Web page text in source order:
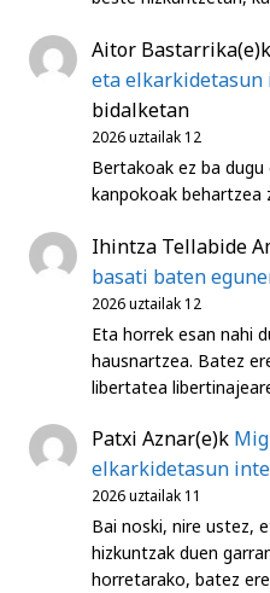
Aitor Bastarrika(e)k
eta
bidalketan
2026 uztailak 12
Bertakoak ez ba
kanpokoak behartzea
Ihintza Tellabide
basati baten
2026 uztailak 12
Eta horrek esan nahi
hausnartzea. Batez
libertatea
Patxi Aznar(e)k
elkarkidetasun
2026 uztailak 11
Bai noski, nire ustez,
hizkuntzak duen
horretarako, batez